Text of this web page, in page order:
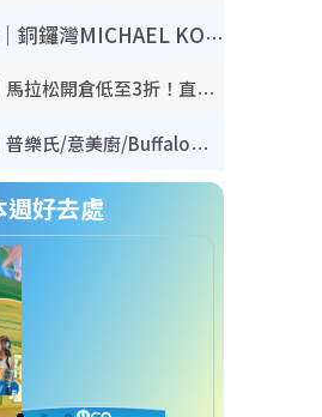
開倉優惠｜銅鑼灣MICHAEL KORS開倉低至17折！直擊$500起買手袋/銀包/鞋款 必買經典Jet Set系列
開倉優惠｜馬拉松開倉低至3折！直擊$99起買adidas／New Balance／Puma鞋款 STANLEY保溫杯劈價至$119起
廚具優惠｜普樂氏/意美廚/Buffalo廚具低至3折！$89起買煎鍋／炒鑊／個人鍋 同場小家電激減至$99起
週好去處